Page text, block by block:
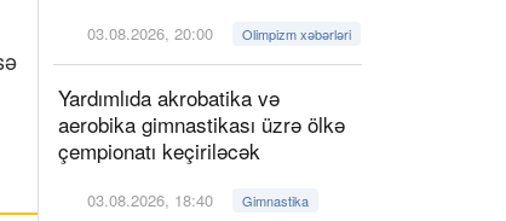
03.08.2026, 20:00 Olimpizm xəbərləri
Yardımlıda akrobatika və
aerobika gimnastikası üzrə ölkə
çempionatı keçiriləcək
03.08.2026, 18:40 Gimnastika